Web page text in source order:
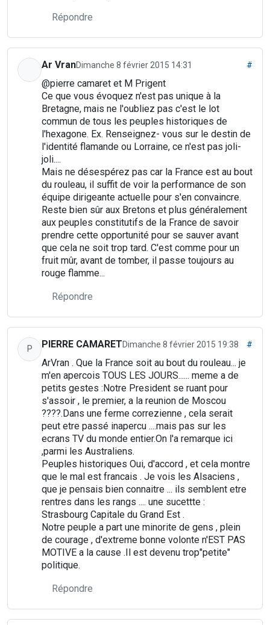
Répondre
Ar VranDimanche 8 février 2015 14:31 #
@pierre camaret et M Prigent
Ce que vous évoquez n'est pas unique à la
Bretagne, mais ne l'oubliez pas c'est le lot
commun de tous les peuples historiques de
l'hexagone. Ex. Renseignez- vous sur le destin de
l'identité flamande ou Lorraine, ce n'est pas joli-
joli....
Mais ne désespérez pas car la France est au bout
du rouleau, il suffit de voir la performance de son
équipe dirigeante actuelle pour s'en convaincre.
Reste bien sûr aux Bretons et plus généralement
aux peuples constitutifs de la France de savoir
prendre cette opportunité pour se sauver avant
que cela ne soit trop tard. C'est comme pour un
fruit mûr, avant de tomber, il passe toujours au
rouge flamme...
Répondre
P PIERRE CAMARETDimanche 8 février 2015 19:38 #
ArVran . Que la France soit au bout du rouleau... je
m'en apercois TOUS LES JOURS...... meme a de
petits gestes :Notre President se ruant pour
s'assoir , le premier, a la reunion de Moscou
????.Dans une ferme correzienne , cela serait
peut etre passé inapercu ....mais pas sur les
ecrans TV du monde entier.On l'a remarque ici
,parmi les Australiens.
Peuples historiques Oui, d'accord , et cela montre
que le mal est francais . Je vois les Alsaciens ,
que je pensais bien connaitre ... ils semblent etre
rentres dans les rangs .... une sucettte :
Strasbourg Capitale du Grand Est .
Notre peuple a part une minorite de gens , plein
de courage , d'extreme bonne volonte n'EST PAS
MOTIVE a la cause .Il est devenu trop"petite"
politique.
Répondre